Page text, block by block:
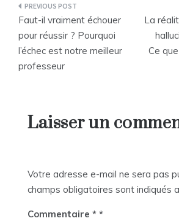
Navigation
de
l’article
Faut-il vraiment échouer
pour réussir ? Pourquoi
l’échec est notre meilleur
professeur
La
Ce
Laisser un
Votre adresse e-mail ne sera pas
champs obligatoires sont indiqués
Commentaire *